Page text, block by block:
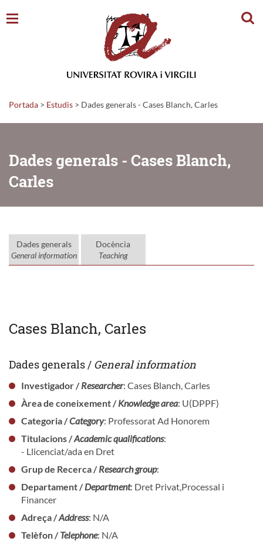
Portada > Estudis > Dades generals - Cases Blanch, Carles
Dades generals - Cases Blanch,
Carles
Dades generals
General information
Docència
Teaching
Cases Blanch, Carles
Dades generals / General information
Investigador /Researcher: Cases Blanch, Carles
Àrea de coneixement /Knowledge area: U(DPPF)
Categoria /Category: Professorat Ad Honorem
Titulacions /Academic qualifications:
- Llicenciat/ada en Dret
Grup de Recerca /Research group:
Departament /Department: Dret Privat,Processal i
Financer
Adreça /Address: N/A
Telèfon /Telephone: N/A